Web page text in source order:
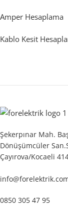
Amper Hesaplama
Kablo Kesit
Şekerpınar Mah.
Dönüşümcüler
Çayırova/Kocaeli
0850 305 47 95